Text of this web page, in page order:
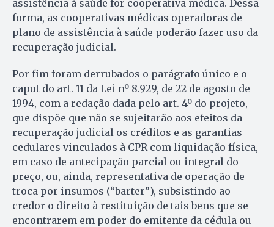
assistência à saúde for cooperativa médica. Dessa
forma, as cooperativas médicas operadoras de
plano de assistência à saúde poderão fazer uso da
recuperação judicial.
Por fim foram derrubados o parágrafo único e o
caput do art. 11 da Lei nº 8.929, de 22 de agosto de
1994, com a redação dada pelo art. 4º do projeto,
que dispõe que não se sujeitarão aos efeitos da
recuperação judicial os créditos e as garantias
cedulares vinculados à CPR com liquidação física,
em caso de antecipação parcial ou integral do
preço, ou, ainda, representativa de operação de
troca por insumos (“barter”), subsistindo ao
credor o direito à restituição de tais bens que se
encontrarem em poder do emitente da cédula ou